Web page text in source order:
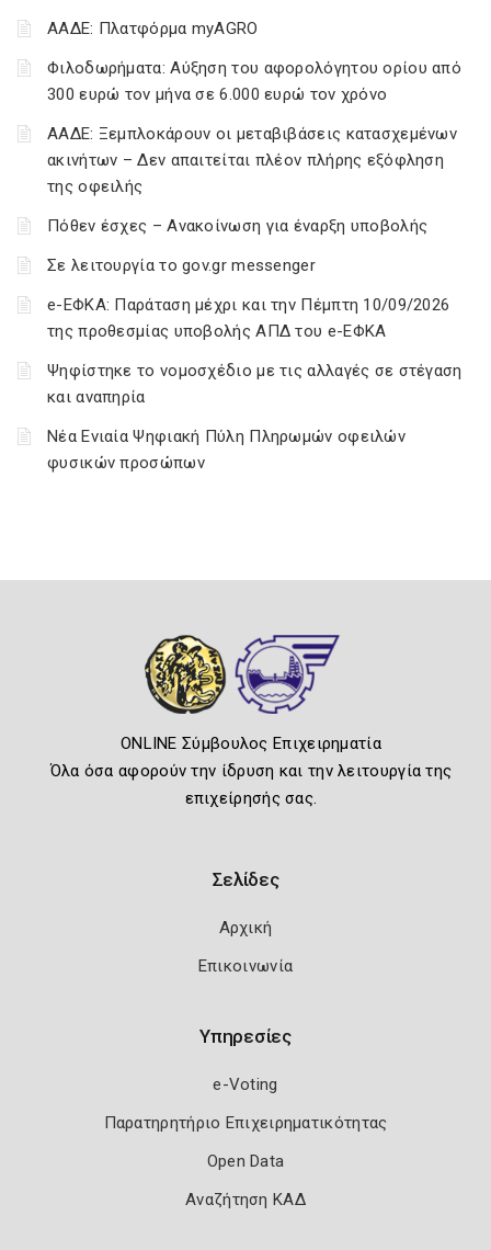
ΑΑΔΕ: Πλατφόρμα myAGRO
Φιλοδωρήματα: Αύξηση του αφορολόγητου ορίου από
300 ευρώ τον μήνα σε 6.000 ευρώ τον χρόνο
ΑΑΔΕ: Ξεμπλοκάρουν οι μεταβιβάσεις κατασχεμένων
ακινήτων – Δεν απαιτείται πλέον πλήρης εξόφληση
της οφειλής
Πόθεν έσχες – Ανακοίνωση για έναρξη υποβολής
Σε λειτουργία το gov.gr messenger
e-ΕΦΚΑ: Παράταση μέχρι και την Πέμπτη 10/09/2026
της προθεσμίας υποβολής ΑΠΔ του e-ΕΦΚΑ
Ψηφίστηκε το νομοσχέδιο με τις αλλαγές σε στέγαση
και αναπηρία
Νέα Ενιαία Ψηφιακή Πύλη Πληρωμών οφειλών
φυσικών προσώπων
ONLINE Σύμβουλος Επιχειρηματία
Όλα όσα αφορούν την ίδρυση και την λειτουργία της
επιχείρησής σας.
Σελίδες
Αρχική
Επικοινωνία
Υπηρεσίες
e-Voting
Παρατηρητήριο Επιχειρηματικότητας
Open Data
Αναζήτηση ΚΑΔ